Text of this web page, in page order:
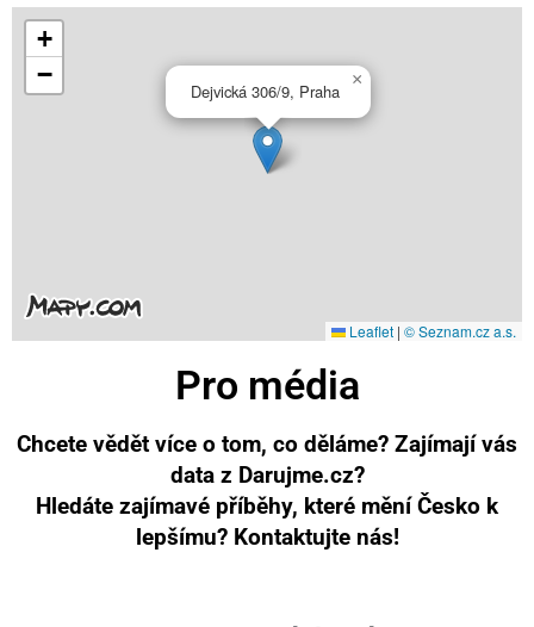
Dejvická 306/9, Praha
×
+
−
Leaflet | © Seznam.cz a.s.
Pro média
Chcete vědět více o tom, co děláme? Zajímají vás
data z Darujme.cz?
Hledáte zajímavé příběhy, které mění Česko k
lepšímu? Kontaktujte nás!